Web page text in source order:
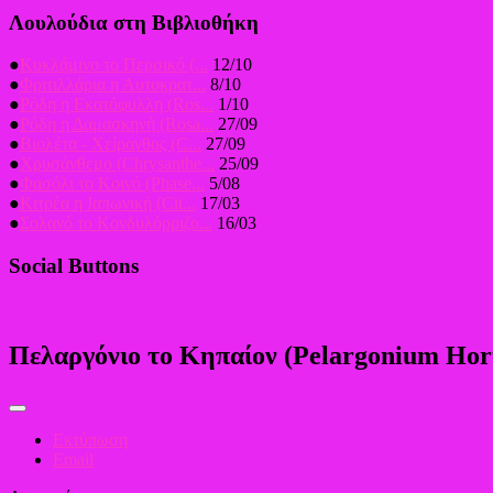
Λουλούδια στη Βιβλιοθήκη
●Κυκλάμινο το Περσικό (... 12/10
●Φριτιλλάρια η Αυτοκρατ... 8/10
●Ρόδη η Εκατόφυλλη (Ros... 1/10
●Ρόδη η Δαμασκηνή (Rosa... 27/09
●Βιολέτα - Χείρανθος (C... 27/09
●Χρυσάνθεμο (Chrysanthe... 25/09
●Φασόλι το Κοινό (Phase... 5/08
●Κιτρέα η Ιαπωνική (Cit... 17/03
●Σολανό το Κονδυλόρριζο... 16/03
Social Buttons
Πελαργόνιο το Κηπαίον (Pelargonium
Εκτύπωση
Email